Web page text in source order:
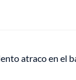
atraco en el